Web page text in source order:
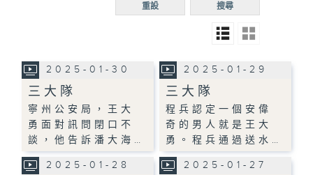
搜尋
重設
2025-01-30
三大隊
寧州公安局，王大
勇面對訊問閉口不
談，他告訴潘大海…
2025-01-29
三大隊
程兵認定一個安偉
奇的男人就是王大
勇。程兵通過送水…
2025-01-28 2025-01-27